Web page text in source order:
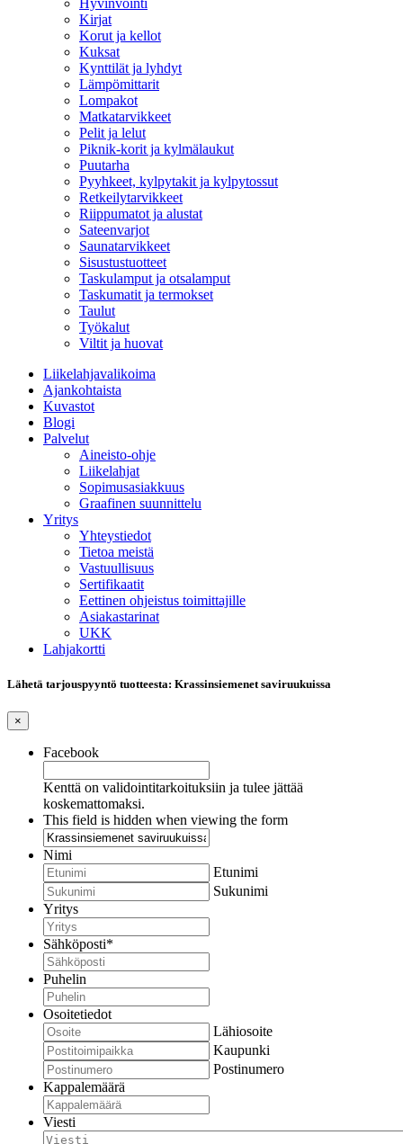
Hyvinvointi
Kirjat
Korut ja kellot
Kuksat
Kynttilät ja lyhdyt
Lämpömittarit
Lompakot
Matkatarvikkeet
Pelit ja lelut
Piknik-korit ja kylmälaukut
Puutarha
Pyyhkeet, kylpytakit ja kylpytossut
Retkeilytarvikkeet
Riippumatot ja alustat
Sateenvarjot
Saunatarvikkeet
Sisustustuotteet
Taskulamput ja otsalamput
Taskumatit ja termokset
Taulut
Työkalut
Viltit ja huovat
Liikelahjavalikoima
Ajankohtaista
Kuvastot
Blogi
Palvelut
Aineisto-ohje
Liikelahjat
Sopimusasiakkuus
Graafinen suunnittelu
Yritys
Yhteystiedot
Tietoa meistä
Vastuullisuus
Sertifikaatit
Eettinen ohjeistus toimittajille
Asiakastarinat
UKK
Lahjakortti
Lähetä tarjouspyyntö tuotteesta: Krassinsiemenet saviruukuissa
×
Facebook
Kenttä on validointitarkoituksiin ja tulee jättää
koskemattomaksi.
This field is hidden when viewing the form
Nimi
Etunimi
Sukunimi
Yritys
Sähköposti*
Puhelin
Osoitetiedot
Lähiosoite
Kaupunki
Postinumero
Kappalemäärä
Viesti